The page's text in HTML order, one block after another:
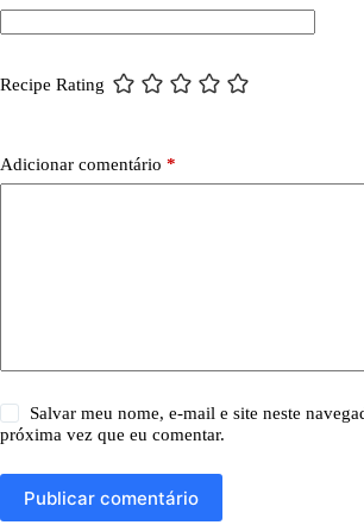
Recipe Rating
Adicionar comentário *
Salvar meu nome, e-mail e site neste
próxima vez que eu comentar.
Publicar comentário